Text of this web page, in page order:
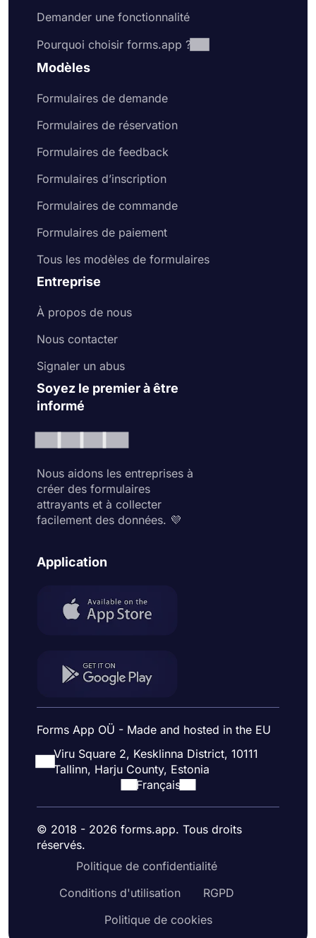
Demander une fonctionnalité
Pourquoi choisir forms.app ?
Modèles
Formulaires de demande
Formulaires de réservation
Formulaires de feedback
Formulaires d’inscription
Formulaires de commande
Formulaires de paiement
Tous les modèles de formulaires
Entreprise
À propos de nous
Nous contacter
Signaler un abus
Soyez le premier à être
informé
Nous aidons les entreprises à
créer des formulaires
attrayants et à collecter
facilement des données. 💜
Application
Forms App OÜ - Made and hosted in the EU
Viru Square 2, Kesklinna District, 10111
Tallinn, Harju County, Estonia
Français
© 2018 - 2026 forms.app. Tous droits
réservés.
Politique de confidentialité
Conditions d'utilisation
RGPD
Politique de cookies